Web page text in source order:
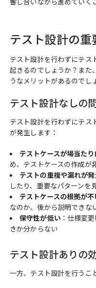
テスト設計の重
テスト設計を行わずにテス
起きるのでしょうか？また
うなメリットがあるのでし
テスト設計なしの
テスト設計を行わずにテス
が発生します：
テストケースが場当た
め、テストケースの作成が
テストの重複や漏れが
したり、重要なパターンを
テストケースの根拠が
なのか、後から説明できな
保守性が低い：仕様変
きか分からない
テスト設計ありの
一方、テスト設計を行うこ